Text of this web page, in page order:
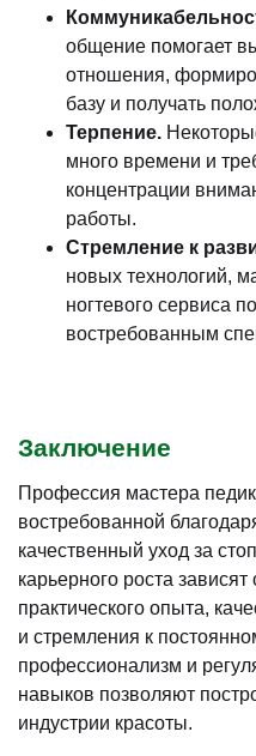
общение помогает
отношения,
базу и получать
Терпение.
много времени и
концентрации
работы.
Стремление к
новых технологий,
ногтевого сервиса
востребованным
Заключение
Профессия мастера
востребованной
качественный уход за
карьерного роста
практического опыта,
и стремления к
профессионализм и
навыков позволяют
индустрии красоты.